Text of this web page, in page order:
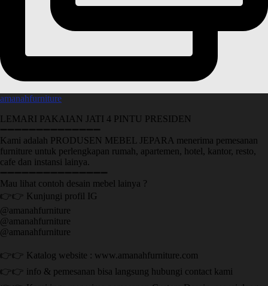
amanahfurniture
LEMARI PAKAIAN JATI 4 PINTU PRESIDEN
➖➖➖➖➖➖➖➖➖➖➖➖➖➖
Kami adalah PRODUSEN MEBEL JEPARA menerima pemesanan
furniture untuk perlengkapan rumah, apartemen, hotel, kantor, resto,
cafe dan instansi lainya.
➖➖➖➖➖➖➖➖➖➖➖➖➖➖➖
Mau lihat contoh desain mebel lainya ?
👉👉 Kunjungi profil IG
@amanahfurniture
@amanahfurniture
@amanahfurniture
👉👉 Katalog website : www.amanahfurniture.com
👉👉 info & pemesanan bisa langsung hubungi contact kami